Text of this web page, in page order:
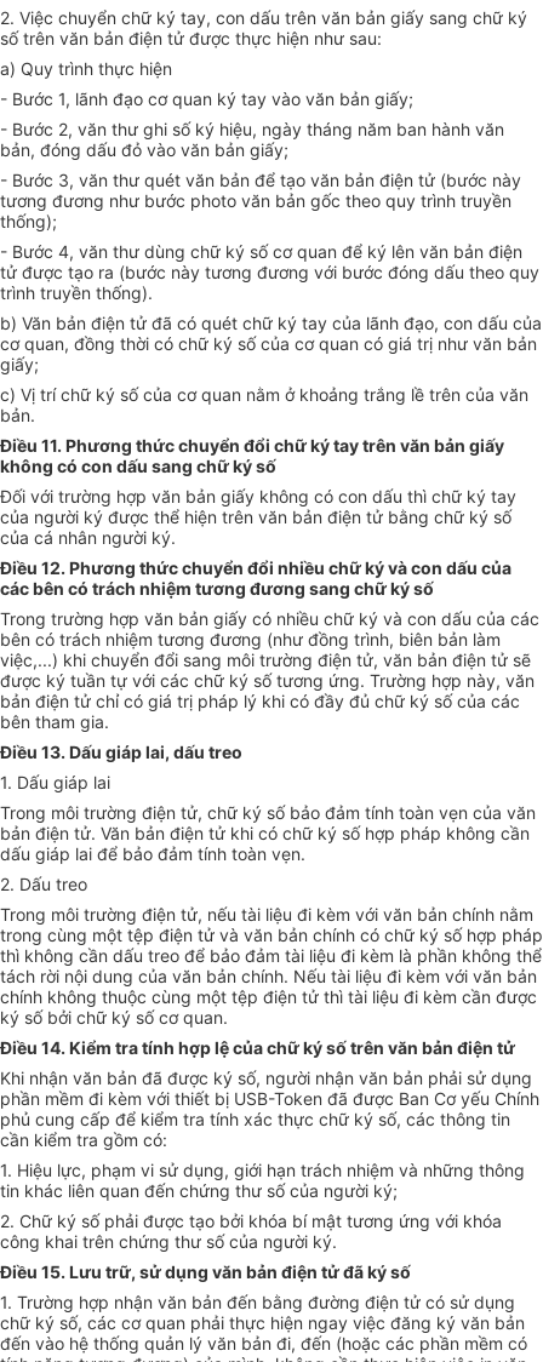
2. Việc chuyển chữ ký tay, con dấu trên văn bản giấy sang chữ ký
số trên văn bản điện tử được thực hiện như sau:
a) Quy trình thực hiện
- Bước 1, lãnh đạo cơ quan ký tay vào văn bản giấy;
- Bước 2, văn thư ghi số ký hiệu, ngày tháng năm ban hành văn
bản, đóng dấu đỏ vào văn bản giấy;
- Bước 3, văn thư quét văn bản để tạo văn bản điện tử (bước này
tương đương như bước photo văn bản gốc theo quy trình truyền
thống);
- Bước 4, văn thư dùng chữ ký số cơ quan để ký lên văn bản điện
tử được tạo ra (bước này tương đương với bước đóng dấu theo quy
trình truyền thống).
b) Văn bản điện tử đã có quét chữ ký tay của lãnh đạo, con dấu của
cơ quan, đồng thời có chữ ký số của cơ quan có giá trị như văn bản
giấy;
c) Vị trí chữ ký số của cơ quan nằm ở khoảng trắng lề trên của văn
bản.
Điều 11. Phương thức chuyển đổi chữ ký tay trên văn bản giấy
không có con dấu sang chữ ký số
Đối với trường hợp văn bản giấy không có con dấu thì chữ ký tay
của người ký được thể hiện trên văn bản điện tử bằng chữ ký số
của cá nhân người ký.
Điều 12. Phương thức chuyển đổi nhiều chữ ký và con dấu của
các bên có trách nhiệm tương đương sang chữ ký số
Trong trường hợp văn bản giấy có nhiều chữ ký và con dấu của các
bên có trách nhiệm tương đương (như đồng trình, biên bản làm
việc,...) khi chuyển đổi sang môi trường điện tử, văn bản điện tử sẽ
được ký tuần tự với các chữ ký số tương ứng. Trường hợp này, văn
bản điện tử chỉ có giá trị pháp lý khi có đầy đủ chữ ký số của các
bên tham gia.
Điều 13. Dấu giáp lai, dấu treo
1. Dấu giáp lai
Trong môi trường điện tử, chữ ký số bảo đảm tính toàn vẹn của văn
bản điện tử. Văn bản điện tử khi có chữ ký số hợp pháp không cần
dấu giáp lai để bảo đảm tính toàn vẹn.
2. Dấu treo
Trong môi trường điện tử, nếu tài liệu đi kèm với văn bản chính nằm
trong cùng một tệp điện tử và văn bản chính có chữ ký số hợp pháp
thì không cần dấu treo để bảo đảm tài liệu đi kèm là phần không thể
tách rời nội dung của văn bản chính. Nếu tài liệu đi kèm với văn bản
chính không thuộc cùng một tệp điện tử thì tài liệu đi kèm cần được
ký số bởi chữ ký số cơ quan.
Điều 14. Kiểm tra tính hợp lệ của chữ ký số trên văn bản điện tử
Khi nhận văn bản đã được ký số, người nhận văn bản phải sử dụng
phần mềm đi kèm với thiết bị USB-Token đã được Ban Cơ yếu Chính
phủ cung cấp để kiểm tra tính xác thực chữ ký số, các thông tin
cần kiểm tra gồm có:
1. Hiệu lực, phạm vi sử dụng, giới hạn trách nhiệm và những thông
tin khác liên quan đến chứng thư số của người ký;
2. Chữ ký số phải được tạo bởi khóa bí mật tương ứng với khóa
công khai trên chứng thư số của người ký.
Điều 15. Lưu trữ, sử dụng văn bản điện tử đã ký số
1. Trường hợp nhận văn bản đến bằng đường điện tử có sử dụng
chữ ký số, các cơ quan phải thực hiện ngay việc đăng ký văn bản
đến vào hệ thống quản lý văn bản đi, đến (hoặc các phần mềm có